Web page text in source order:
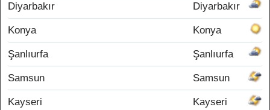
Diyarbakır Diyarbakır
Konya Konya
Şanlıurfa Şanlıurfa
Samsun Samsun
Kayseri Kayseri